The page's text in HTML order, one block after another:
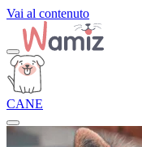
Vai al contenuto
CANE